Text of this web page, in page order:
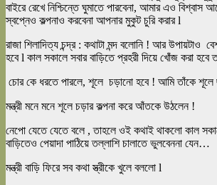
বাইরে রেখে নিশ্চিন্তে ঘুমাতে পারবেনা, আমার এও বিশ্বাস
স্বপ্নেও কল্পনাও করবেনা আপনার মুকুট চুরি করার l
রাজা শিলাদিত্য চন্দ্র : কথাটা মন্দ বলোনি ! আর উপায়টাও
হবে l কাল সকালে সবার বাড়িতে প্রহরী দিয়ে খোঁজ করা
চোর কে ধরতে পারলে, শূলে চড়ানো হবে ! আমি তাঁকে শূলে
মন্ত্রী মনে মনে শূলে চড়ার কল্পনা করে আঁতকে উঠলেন !
নেপো যেতে যেতে বলে , তাহলে ওই কথাই থাকলো কাল
বাড়িতেও পেয়াদা পাঠিয়ে তল্লাশি চালাতে ভুলবেননা যেন…
মন্ত্রী বাড়ি ফিরে সব কথা স্ত্রীকে খুলে বললো l